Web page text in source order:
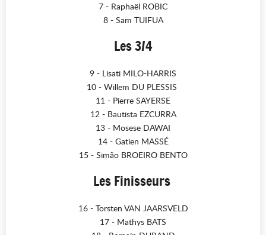
7 - Raphaël ROBIC
8 - Sam TUIFUA
Les 3/4
9 - Lisati MILO-HARRIS
10 - Willem DU PLESSIS
11 - Pierre SAYERSE
12 - Bautista EZCURRA
13 - Mosese DAWAI
14 - Gatien MASSÉ
15 - Simão BROEIRO BENTO
Les Finisseurs
16 - Torsten VAN JAARSVELD
17 - Mathys BATS